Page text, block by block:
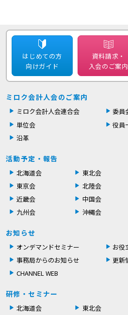
はじめての方
向けガイド
資料請求・
入会のご案内
ミロク会計人会のご案内
ミロク会計人会連合会
委員
単位会
役員
沿革
活動予定・報告
北海道会 東北会
東京会
北陸会
近畿会
中国会
九州会
沖縄会
お知らせ
オンデマンドセミナー
お役
事務局からのお知らせ
更新
CHANNEL WEB
研修・セミナー
北海道会 東北会